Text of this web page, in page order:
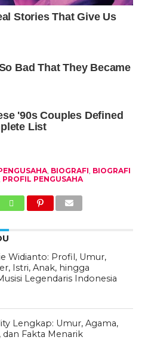
, BIOGRAFI BIOGRAFI
PROFIL PENGUSAHA
Widianto: Profil, Umur,
Istri, Anak, hingga
Legendaris Indonesia
Lengkap: Umur, Agama,
dan Fakta Menarik